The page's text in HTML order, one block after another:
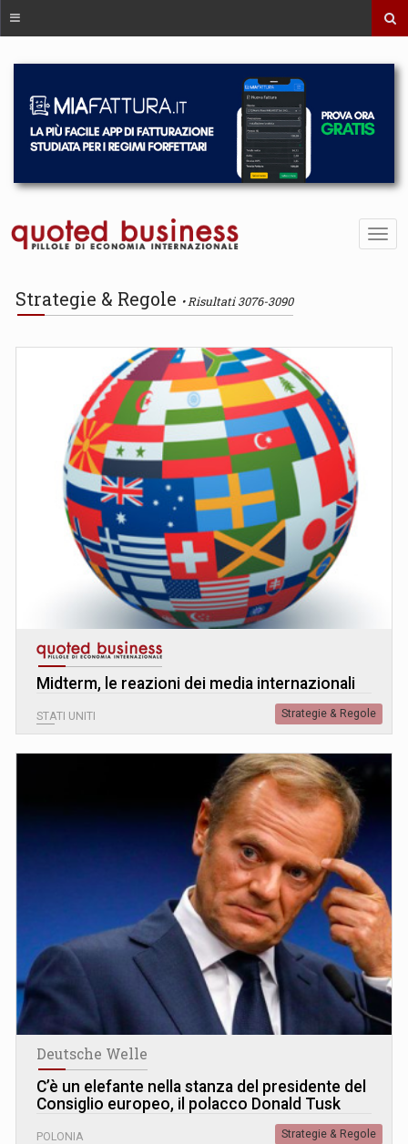
Strategie & Regole Risultati 3076-3090
Midterm, le reazioni dei media internazionali
STATI UNITI Strategie & Regole
Deutsche Welle
C’è un elefante nella stanza del presidente del
Consiglio europeo, il polacco Donald Tusk
POLONIA Strategie & Regole